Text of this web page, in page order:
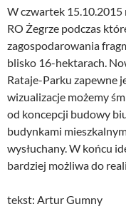
W czwartek 15.10.2015
RO Żegrze podczas
zagospodarowania
blisko 16-hektarach.
Rataje-Parku zapewne
wizualizacje możemy
od koncepcji budowy
budynkami
wysłuchany. W końcu
bardziej możliwa do
tekst: Artur Gumny